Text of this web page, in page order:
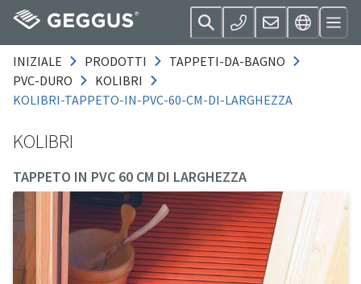
INIZIALE PRODOTTI
TAPPETI-DA-BAGNO
PVC-DURO
KOLIBRI
KOLIBRI-TAPPETO-IN-PVC-60-CM-DI-LARGHEZZA
KOLIBRI
TAPPETO IN PVC 60 CM DI LARGHEZZA